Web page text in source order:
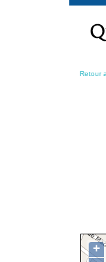
Retour
+